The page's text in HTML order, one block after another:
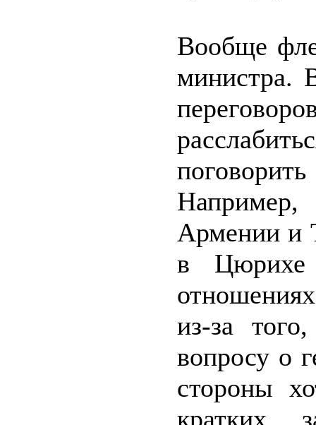
Вообще
министра.
Армении и
в Цюрихе
из-за
вопросу о
стороны
кратких